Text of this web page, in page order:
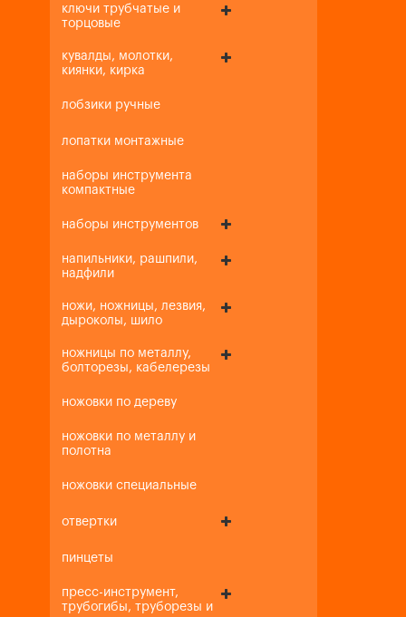
ключи трубчатые и
торцовые
кувалды, молотки,
киянки, кирка
лобзики ручные
лопатки монтажные
наборы инструмента
компактные
наборы инструментов
напильники, рашпили,
надфили
ножи, ножницы, лезвия,
дыроколы, шило
ножницы по металлу,
болторезы, кабелерезы
ножовки по дереву
ножовки по металлу и
полотна
ножовки специальные
отвертки
пинцеты
пресс-инструмент,
трубогибы, труборезы и